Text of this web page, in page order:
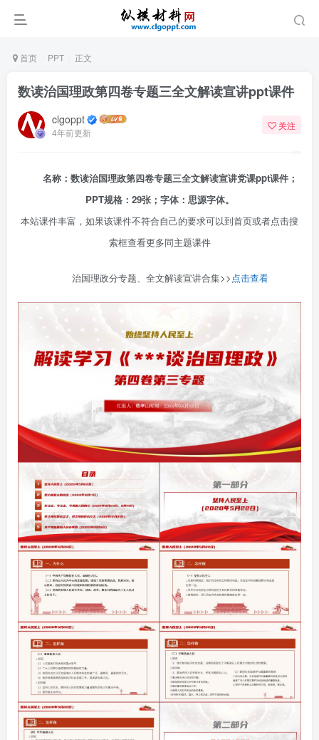
首页 PPT 正文
数读治国理政第四卷专题三全文解读宣讲ppt课件
clgoppt
4年前更新
关注
名称：数读治国理政第四卷专题三全文解读宣讲党课ppt课件；
PPT规格：29张；字体：思源字体。
本站课件丰富，如果该课件不符合自己的要求可以到首页或者点击搜
索框查看更多同主题课件
治国理政分专题、全文解读宣讲合集>>点击查看